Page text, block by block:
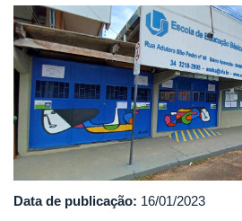
imagem_eseba.jpeg
Data de publicação: 16/01/2023